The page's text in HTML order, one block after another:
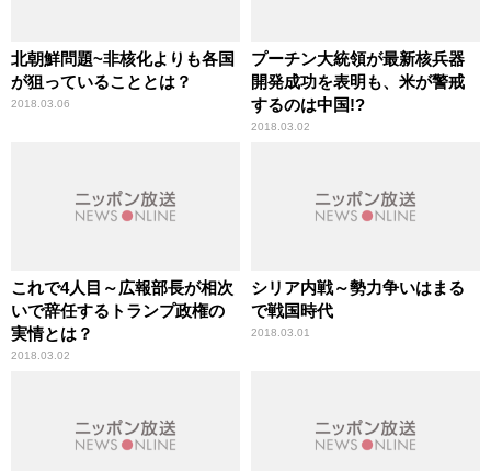
北朝鮮問題~非核化よりも各国
が狙っていることとは？
2018.03.06
プーチン大統領が最新核兵器
開発成功を表明も、米が警戒
するのは中国!?
2018.03.02
これで4人目～広報部長が相次
いで辞任するトランプ政権の
実情とは？
2018.03.02
シリア内戦～勢力争いはまる
で戦国時代
2018.03.01